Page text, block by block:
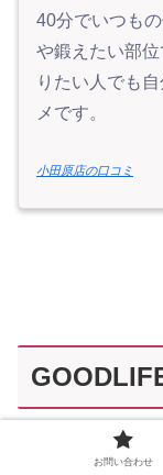
40分でいつも
や鍛えたい部
りたい人でも
メです。
小田原店の口コミ
お問い合わせ